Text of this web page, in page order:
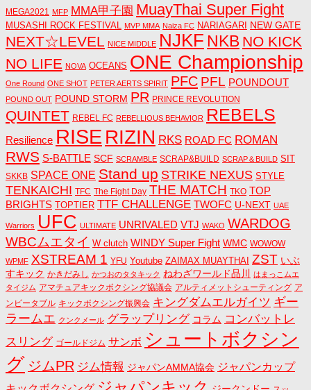
MEGA2021 MFP MMA甲子園 MuayThai Super Fight
MUSASHI ROCK FESTIVAL MVP MMA Naiza FC NARIAGARI NEW GATE
NEXT☆LEVEL NICE MIDDLE NJKF NKB NO KICK
NO LIFE NOVA OCEANS ONE Championship
One Round ONE SHOT PETER AERTS SPIRIT PFC PFL POUNDOUT
POUND OUT POUND STORM PR PRINCE REVOLUTION
QUINTET REBEL FC REBELLIOUS BEHAVIOR REBELS
Resilience RISE RIZIN RKS ROAD FC ROMAN
RWS S-BATTLE SCF SCRAMBLE SCRAP&BUILD SCRAP＆BUILD SIT
SKKB SPACE ONE Stand up STRIKE NEXUS STYLE
TENKAICHI TFC The Fight Day THE MATCH TKO TOP
BRIGHTS TOPTIER TTF CHALLENGE TWOFC U-NEXT UAE
Warriors UFC ULTIMATE UNRIVALED VTJ WAKO WARDOG
WBCムエタイ W clutch WINDY Super Fight WMC WOWOW
WPMF XSTREAM 1 YFU Youtube ZAIMAX MUAYTHAI ZST いぶ
すキック かきだみし かつおのタタキック ねわざワールド品川
はまっこムエ
タイジム アマチュアキックボクシング協議会 アルティメットシューティング ア
ンビータブル キックボクシング振興会 キングダムエルガイツ ギー
ラームエ クンクメール グラップリング コラム コンバットレ
スリング ゴールドジム サンボ シュートボクシン
グ ジムPR ジム情報 ジャパンAMMA協会 ジャパンカップ